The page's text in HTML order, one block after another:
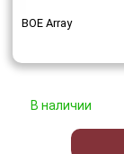
BOE Array
В наличии